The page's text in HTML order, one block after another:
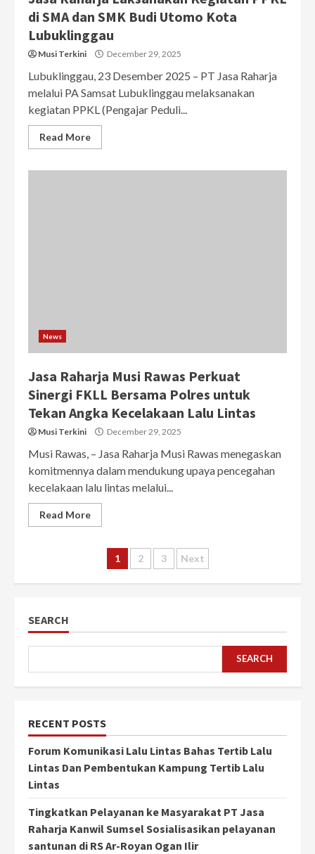
di SMA dan SMK Budi Utomo Kota
Lubuklinggau
Musi Terkini December 29, 2025
Lubuklinggau, 23 Desember 2025 – PT Jasa Raharja
melalui PA Samsat Lubuklinggau melaksanakan
kegiatan PPKL (Pengajar Peduli...
Read More
News
Jasa Raharja Musi Rawas Perkuat
Sinergi FKLL Bersama Polres untuk
Tekan Angka Kecelakaan Lalu Lintas
Musi Terkini December 29, 2025
Musi Rawas, – Jasa Raharja Musi Rawas menegaskan
komitmennya dalam mendukung upaya pencegahan
kecelakaan lalu lintas melalui...
Read More
Posts
pagination
1 2 3 Next
SEARCH
SEARCH
RECENT POSTS
Forum Komunikasi Lalu Lintas Bahas Tertib Lalu
Lintas Dan Pembentukan Kampung Tertib Lalu
Lintas
Tingkatkan Pelayanan ke Masyarakat PT Jasa
Raharja Kanwil Sumsel Sosialisasikan pelayanan
santunan di RS Ar-Royan Ogan Ilir